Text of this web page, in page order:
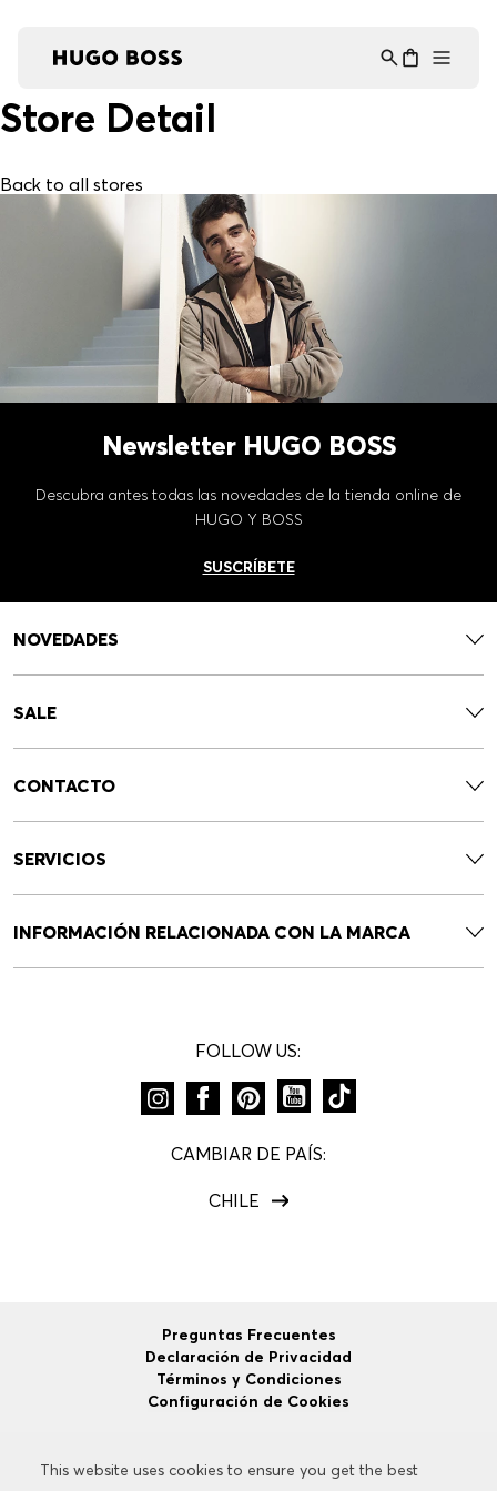
This website uses cookies to ensure you get the best
This website uses cookies to ensure you get the best
Store Detail
Back to all stores
Newsletter HUGO BOSS
Descubra antes todas las novedades de la tienda online de
HUGO Y BOSS
SUSCRÍBETE
NOVEDADES
SALE
CONTACTO
SERVICIOS
INFORMACIÓN RELACIONADA CON LA MARCA
FOLLOW US:
CAMBIAR DE PAÍS:
CHILE
Preguntas Frecuentes
Declaración de Privacidad
Términos y Condiciones
Configuración de Cookies
Asistente Virtual
en línea ⋮